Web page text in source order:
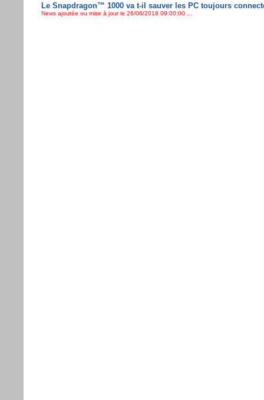
Le Snapdragon™ 1000 va t-il sauver les PC toujours
News ajoutée ou mise à jour le 26/06/2018 09:00:00 ...